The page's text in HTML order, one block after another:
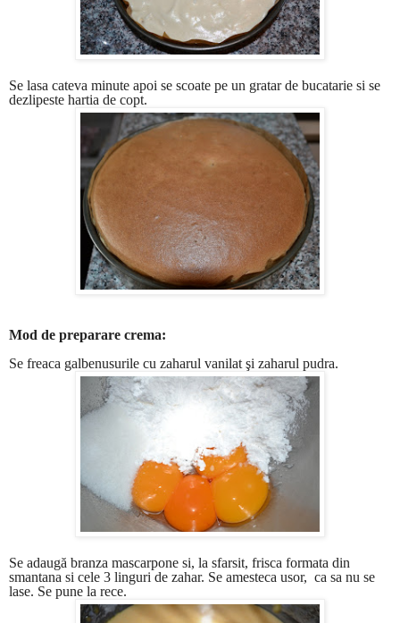
Se lasa cateva minute apoi se scoate pe un gratar de bucatarie si se
dezlipeste hartia de copt.
Mod de preparare crema:
Se freaca galbenusurile cu zaharul vanilat şi zaharul pudra.
Se adaugă branza mascarpone si, la sfarsit, frisca formata din
smantana si cele 3 linguri de zahar. Se amesteca usor, ca sa nu se
lase. Se pune la rece.